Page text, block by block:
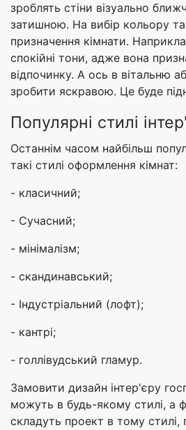
зроблять стіни візуально
затишною. На вибір кольору
призначення кімнати.
спокійні тони, адже вона
відпочинку. А ось в вітальню
зробити яскравою. Це буде
Популярні стилі
Останнім часом найбільш
такі стилі оформлення кімнат:
- класичний;
- Сучасний;
- мінімалізм;
- скандинавський;
- Індустріальний (лофт);
- кантрі;
- голлівудський гламур.
Замовити дизайн інтер'єру
можуть в будь-якому стилі, а
складуть проект в тому стилі,